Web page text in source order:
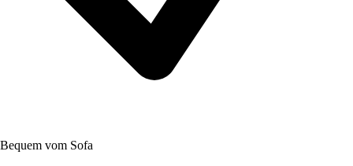
Bequem vom Sofa